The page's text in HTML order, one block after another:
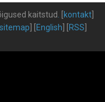
kaitstud kontakt
sitemap English RSS